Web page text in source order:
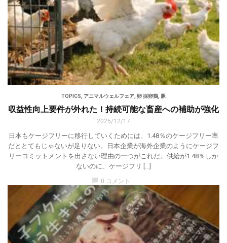
TOPICS アニマルウェルフェア 卵 採卵鶏 豚
収益性向上要件が外れた！持続可能な畜産への補助が強化
2025/12/17
日本もケージフリーに移行していくためには、1.48％のケージフリー率
だととてもじゃないが足りない。日本企業が海外企業のようにケージフ
リーコミットメントを出さない理由の一つがこれだ。供給が1.48％しか
ないのに、ケージフリ […]
chat_bubble 0 コメント